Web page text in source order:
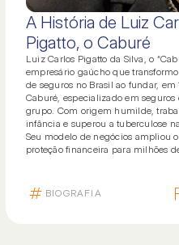
A História de Luiz
Pigatto, o Caburé
Luiz Carlos Pigatto da Silva, o
empresário gaúcho que
de seguros no Brasil ao fundar, em
Caburé, especializado em seguros
grupo. Com origem humilde,
infância e superou a tuberculose
Seu modelo de negócios ampliou o
proteção financeira para milhões
BIOGRAFIA